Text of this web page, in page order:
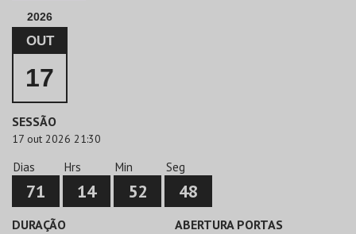
2026
OUT
17
SESSÃO
17 out 2026 21:30
Dias
71
Hrs
14
Min
52
Seg
48
DURAÇÃO ABERTURA PORTAS